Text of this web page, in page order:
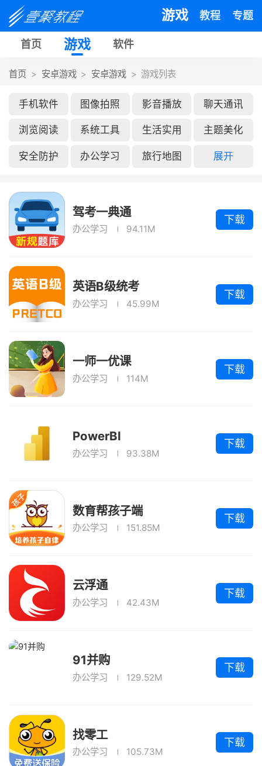
游戏 教程 专题
首页 游戏 软件
首页 安卓游戏 安卓游戏 游戏列表
手机软件 图像拍照 影音播放 聊天通讯
浏览阅读 系统工具 生活实用 主题美化
安全防护 办公学习 旅行地图 展开
驾考一典通
办公学习 94.11M
下载
英语B级统考
办公学习 45.99M
下载
一师一优课
办公学习 114M
下载
PowerBI
办公学习 93.38M
下载
数育帮孩子端
办公学习 151.85M
下载
云浮通
办公学习 42.43M
下载
91并购
办公学习 129.52M
下载
找零工
办公学习 105.73M
下载